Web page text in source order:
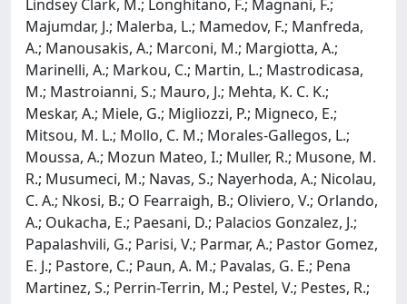
Lindsey Clark, M.; Longhitano, F.; Magnani, F.;
Majumdar, J.; Malerba, L.; Mamedov, F.; Manfreda,
A.; Manousakis, A.; Marconi, M.; Margiotta, A.;
Marinelli, A.; Markou, C.; Martin, L.; Mastrodicasa,
M.; Mastroianni, S.; Mauro, J.; Mehta, K. C. K.;
Meskar, A.; Miele, G.; Migliozzi, P.; Migneco, E.;
Mitsou, M. L.; Mollo, C. M.; Morales-Gallegos, L.;
Moussa, A.; Mozun Mateo, I.; Muller, R.; Musone, M.
R.; Musumeci, M.; Navas, S.; Nayerhoda, A.; Nicolau,
C. A.; Nkosi, B.; O Fearraigh, B.; Oliviero, V.; Orlando,
A.; Oukacha, E.; Paesani, D.; Palacios Gonzalez, J.;
Papalashvili, G.; Parisi, V.; Parmar, A.; Pastor Gomez,
E. J.; Pastore, C.; Paun, A. M.; Pavalas, G. E.; Pena
Martinez, S.; Perrin-Terrin, M.; Pestel, V.; Pestes, R.;